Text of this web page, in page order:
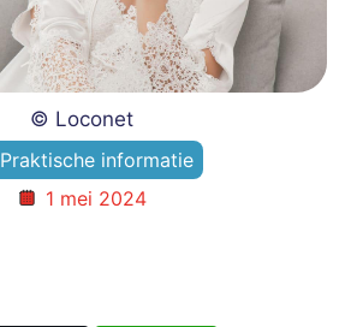
© Loconet
Praktische informatie
1 mei 2024